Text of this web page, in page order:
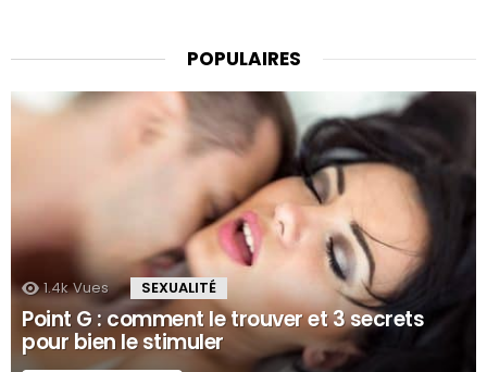
POPULAIRES
1.4k Vues SEXUALITÉ
Point G : comment le trouver et 3 secrets
pour bien le stimuler